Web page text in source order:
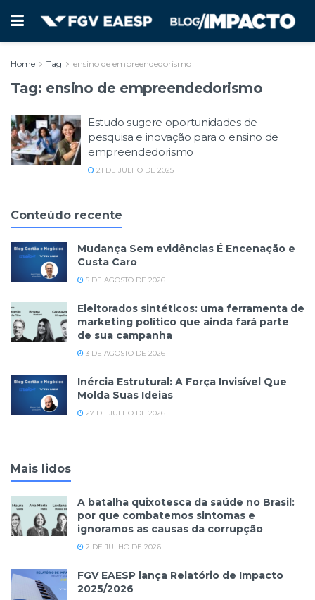
Home Tag ensino de empreendedorismo
Tag: ensino de empreendedorismo
Estudo sugere oportunidades de
pesquisa e inovação para o ensino de
empreendedorismo
21 DE JULHO DE 2025
Conteúdo recente
Mudança Sem evidências É Encenação e
Custa Caro
5 DE AGOSTO DE 2026
Eleitorados sintéticos: uma ferramenta de
marketing político que ainda fará parte
de sua campanha
3 DE AGOSTO DE 2026
Inércia Estrutural: A Força Invisível Que
Molda Suas Ideias
27 DE JULHO DE 2026
Mais lidos
A batalha quixotesca da saúde no Brasil:
por que combatemos sintomas e
ignoramos as causas da corrupção
2 DE JULHO DE 2026
FGV EAESP lança Relatório de Impacto
2025/2026